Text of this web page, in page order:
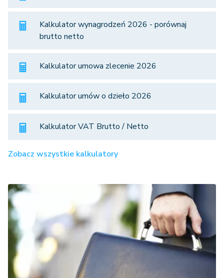
Kalkulator wynagrodzeń 2026 - porównaj
brutto netto
Kalkulator umowa zlecenie 2026
Kalkulator umów o dzieło 2026
Kalkulator VAT Brutto / Netto
Zobacz wszystkie kalkulatory